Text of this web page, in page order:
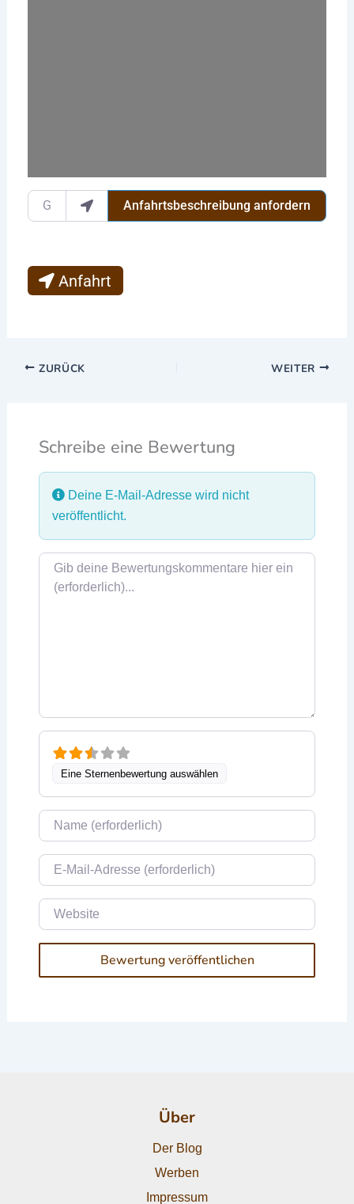
Gib deinen Standort ein.Anfahrtsbeschreibung anfordern
Anfahrt
ZURÜCK WEITER
Schreibe eine Bewertung
Deine E-Mail-Adresse wird nicht
veröffentlicht.
Rezensionstext
Eine Sternenbewertung auswählen
Name
E-Mail
Website
Über
Der Blog
Werben
Impressum